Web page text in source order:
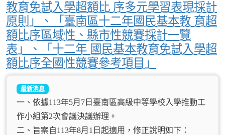
教育免試入學超額比 序多元學習表現採計
原則」、「臺南區十二年國民基本教 育超
額比序區域性、縣市性競賽採計一覽
表」、「十二年 國民基本教育免試入學超
額比序全國性競賽參考項目」
最新消息
一、依據113年5月7日臺南區高級中等學校入學推動工
作小組第2次會議決議辦理。
二、旨案自113年8月1日起適用，修正說明如下：